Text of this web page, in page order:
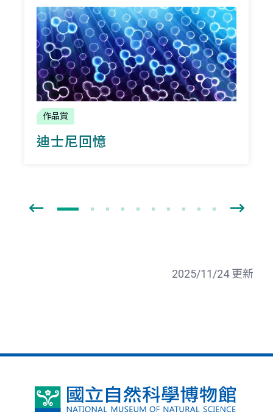
作品賞
迪士尼回憶
2025/11/24 更新
國